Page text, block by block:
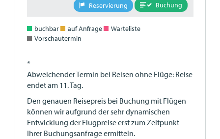
Reservierung
Buchung
buchbar auf Anfrage
Warteliste
Vorschautermin
*
Abweichender Termin bei Reisen ohne Flüge: Reise
endet am 11. Tag.
Den genauen Reisepreis bei Buchung mit Flügen
können wir aufgrund der sehr dynamischen
Entwicklung der Flugpreise erst zum Zeitpunkt
Ihrer Buchungsanfrage ermitteln.